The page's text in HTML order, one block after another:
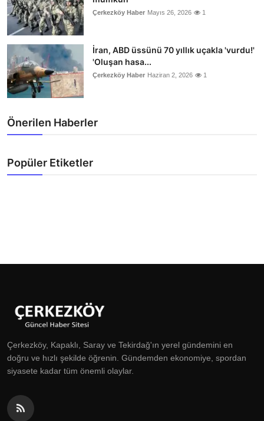
Çerkezköy Haber Mayıs 26, 2026 1
İran, ABD üssünü 70 yıllık uçakla 'vurdu!'
'Oluşan hasa...
Çerkezköy Haber Haziran 2, 2026 1
Önerilen Haberler
Popüler Etiketler
Çerkezköy, Kapaklı, Saray ve Tekirdağ'ın yerel gündemini en
doğru ve hızlı şekilde öğrenin. Gündemden ekonomiye, spordan
siyasete kadar tüm önemli olaylar.